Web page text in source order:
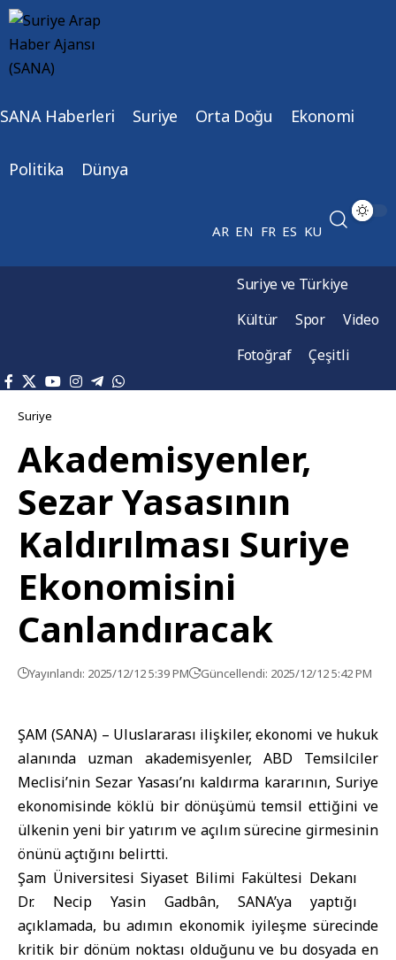
SANA Haberleri Suriye Orta Doğu Ekonomi
Politika Dünya
AR EN FR ES KU
Suriye ve Türkiye
Kültür
Spor
Video
Fotoğraf
Çeşitli
Suriye
Akademisyenler,
Sezar Yasasının
Kaldırılması Suriye
Ekonomisini
Canlandıracak
Yayınlandı: 2025/12/12 5:39 PM Güncellendi: 2025/12/12 5:42 PM
ŞAM (SANA) – Uluslararası ilişkiler, ekonomi ve hukuk
alanında uzman akademisyenler, ABD Temsilciler
Meclisi’nin Sezar Yasası’nı kaldırma kararının, Suriye
ekonomisinde köklü bir dönüşümü temsil ettiğini ve
ülkenin yeni bir yatırım ve açılım sürecine girmesinin
önünü açtığını belirtti.
Şam Üniversitesi Siyaset Bilimi Fakültesi Dekanı
Dr. Necip Yasin Gadbân, SANA’ya yaptığı
açıklamada, bu adımın ekonomik iyileşme sürecinde
kritik bir dönüm noktası olduğunu ve bu dosyada en